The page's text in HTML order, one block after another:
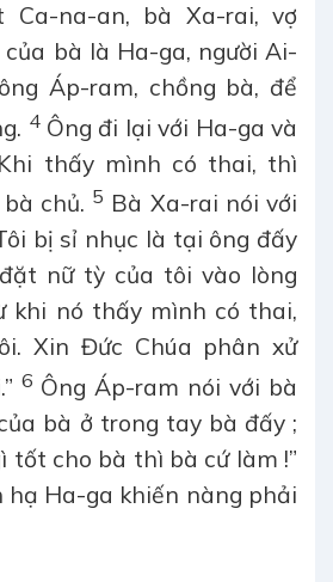
na-an, bà Xa-rai, vợ
bà là Ha-ga, người Ai-
Áp-ram, chồng bà, để
4Ông đi lại với Ha-ga và
thấy mình có thai, thì
chủ. 5 Bà Xa-rai nói với
bị sỉ nhục là tại ông đấy
nữ tỳ của tôi vào lòng
khi nó thấy mình có thai,
Xin Đức Chúa phân xử
6 Ông Áp-ram nói với bà
bà ở trong tay bà đấy ;
tốt cho bà thì bà cứ làm !”
hạ Ha-ga khiến nàng phải